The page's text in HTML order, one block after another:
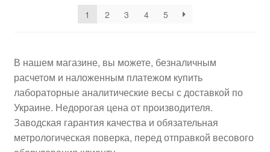
1
2 3 4 5
В нашем магазине, вы можете, безналичным
расчетом и наложенным платежом купить
лабораторные аналитические весы с доставкой по
Украине. Недорогая цена от производителя.
Заводская гарантия качества и обязательная
метрологическая поверка, перед отправкой весового